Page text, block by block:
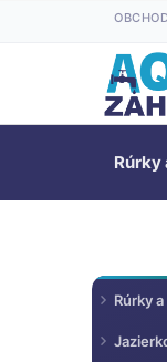
B
č
Preskočiť
kategórie
K
a
Rúrky